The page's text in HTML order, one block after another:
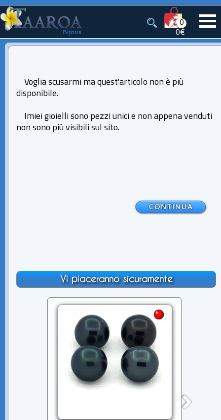
0
0€
Voglia scusarmi ma quest'articolo non è più
disponibile.
Imiei gioielli sono pezzi unici e non appena venduti
non sono più visibili sul sito.
Vi piaceranno sicuramente